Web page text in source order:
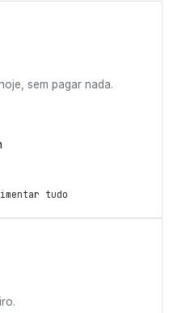
sem pagar nada.
tudo